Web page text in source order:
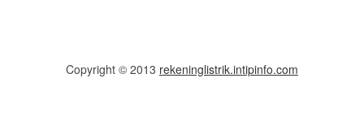
Copyright © 2013 rekeninglistrik.intipinfo.com